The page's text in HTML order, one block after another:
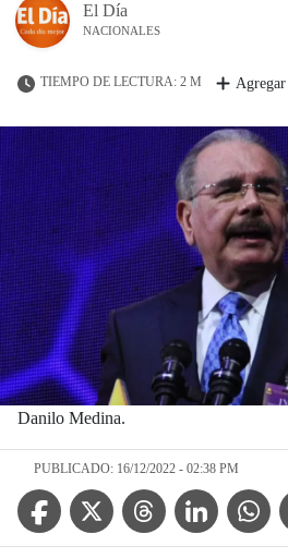
El Día
NACIONALES
TIEMPO DE LECTURA: 2 M
Danilo Medina.
PUBLICADO: 16/12/2022 - 02:38 PM
Facebook IconTwitter IconThreads IconLinkedin Icon